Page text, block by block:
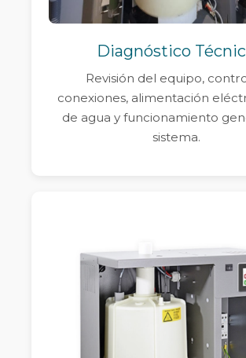
Diagnóstico
Revisión del equipo,
conexiones, alimentación
de agua y funcionamiento
sistema.